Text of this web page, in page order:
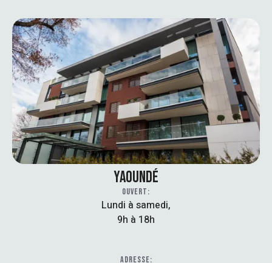
YAOUNDÉ
ADRESSE:
OUVERT:
Lundi à samedi,
9h à 18h